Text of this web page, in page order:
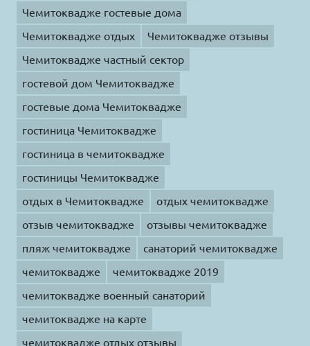
Чемитоквадже гостевые дома
Чемитоквадже отдых
Чемитоквадже отзывы
Чемитоквадже частный сектор
гостевой дом Чемитоквадже
гостевые дома Чемитоквадже
гостиница Чемитоквадже
гостиница в чемитоквадже
гостиницы Чемитоквадже
отдых в Чемитоквадже
отдых чемитоквадже
отзыв чемитоквадже
отзывы чемитоквадже
пляж чемитоквадже
санаторий чемитоквадже
чемитоквадже
чемитоквадже 2019
чемитоквадже военный санаторий
чемитоквадже на карте
чемитоквадже отдых отзывы